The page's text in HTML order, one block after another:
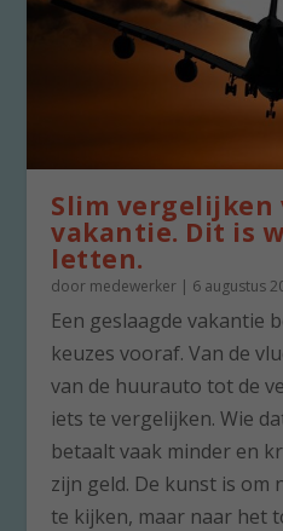
Slim vergelijken
vakantie. Dit is
letten.
door medewerker | 6 augustus
Een geslaagde vakantie
keuzes vooraf. Van de
van de huurauto tot de
iets te vergelijken. Wie
betaalt vaak minder en
zijn geld. De kunst is om
te kijken, maar naar het